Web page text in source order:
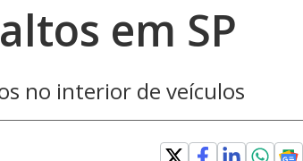
em SP
no interior de veículos